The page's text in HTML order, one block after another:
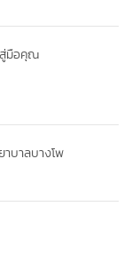
มือคุณ
บาลบางโพ